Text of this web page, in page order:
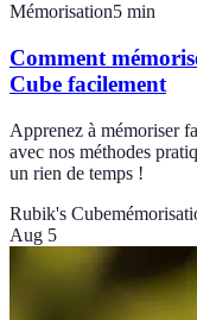
Mémorisation5 min
Comment
Cube facilement
Apprenez à mémoriser
avec nos méthodes
un rien de temps !
Rubik's Cube
Aug 5